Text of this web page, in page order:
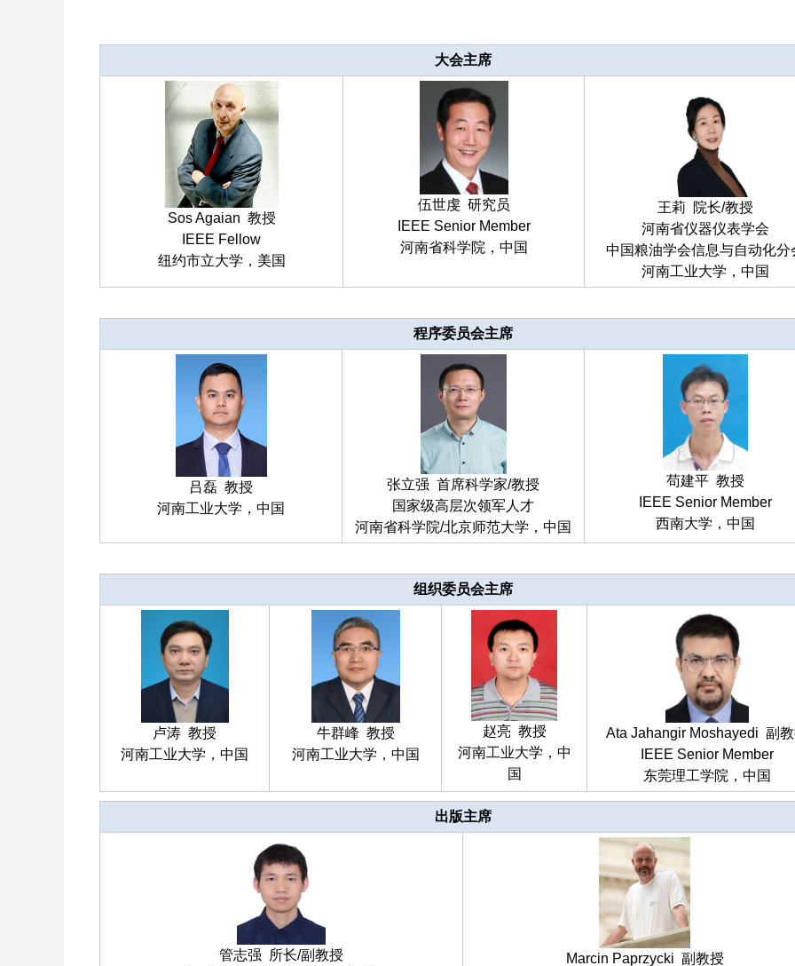
大会主席
Sos Agaian 教授
IEEE Fellow
纽约市立大学，美国
伍世虔 研究员
IEEE Senior Member
河南省科学院，中国
王莉 院长/教授
河南省仪器仪表学会
中国粮油学会信息与自动化分
河南工业大学，中国
程序委员会主席
吕磊 教授
河南工业大学，中国
张立强 首席科学家/教授
国家级高层次领军人才
河南省科学院/北京师范大学，中国
苟建平 教授
IEEE Senior Member
西南大学，中国
组织委员会主席
卢涛 教授
河南工业大学，中国
牛群峰 教授
河南工业大学，中国
赵亮 教授
河南工业大学，中
国
Ata Jahangir Moshayedi 副
IEEE Senior Member
东莞理工学院，中国
出版主席
管志强 所长/副教授
Marcin Paprzycki 副教授